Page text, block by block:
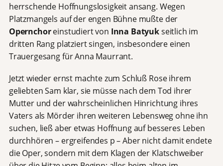
herrschende Hoffnungslosigkeit ansang. Wegen
Platzmangels auf der engen Bühne mußte der
Opernchoreinstudiert von Inna Batyukseitlich im
dritten Rang platziert singen, insbesondere einen
Trauergesang für Anna Maurrant.
Jetzt wieder ernst machte zum Schluß Rose ihrem
geliebten Sam klar, sie müsse nach dem Tod ihrer
Mutter und der wahrscheinlichen Hinrichtung ihres
Vaters als Mörder ihren weiteren Lebensweg ohne ihn
suchen, ließ aber etwas Hoffnung auf besseres Leben
durchhören – ergreifendes p – Aber nicht damit endete
die Oper, sondern mit dem Klagen der Klatschweiber